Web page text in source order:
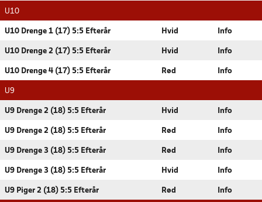
U10
U10 Drenge 1 (17) 5:5 Efterår Hvid Info
U10 Drenge 2 (17) 5:5 Efterår Hvid Info
U10 Drenge 4 (17) 5:5 Efterår Rød Info
U9
U9 Drenge 2 (18) 5:5 Efterår Hvid Info
U9 Drenge 2 (18) 5:5 Efterår Rød Info
U9 Drenge 3 (18) 5:5 Efterår Rød Info
U9 Drenge 3 (18) 5:5 Efterår Hvid Info
U9 Piger 2 (18) 5:5 Efterår Rød Info